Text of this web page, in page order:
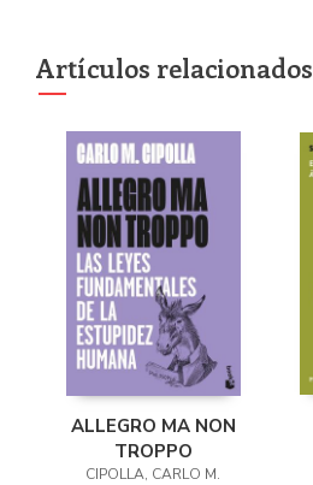
Artículos relacionados
ALLEGRO MA NON
TROPPO
CIPOLLA, CARLO M.